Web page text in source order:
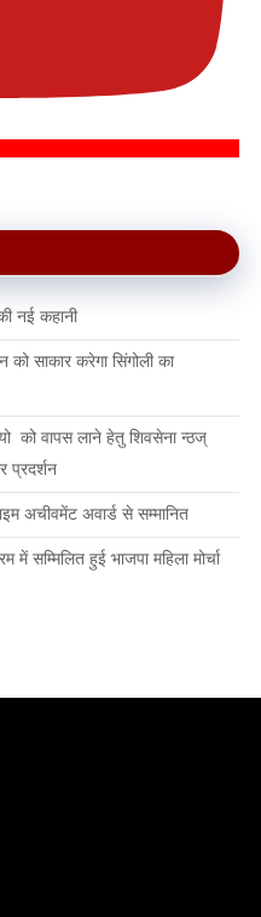
नई कहानी
को साकार करेगा सिंगोली का
को वापस लाने हेतु शिवसेना न्ठज्
प्रदर्शन
अचीवमेंट अवार्ड से सम्मानित
सम्मिलित हुई भाजपा महिला मोर्चा